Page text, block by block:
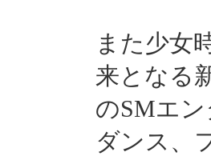
また少女
来となる
のSMエ
ダンス、